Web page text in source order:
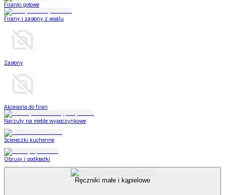
Firanki gotowe
Firany i zasłony z woalu
Zasłony
Akcesoria do firan
Narzuty na meble wypoczynkowe
Ściereczki kuchenne
Obrusy i podkładki
Ręczniki małe i kąpielowe